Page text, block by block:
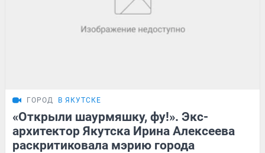
ГОРОД В ЯКУТСКЕ
«Открыли шаурмяшку, фу!». Экс-
архитектор Якутска Ирина Алексеева
раскритиковала мэрию города